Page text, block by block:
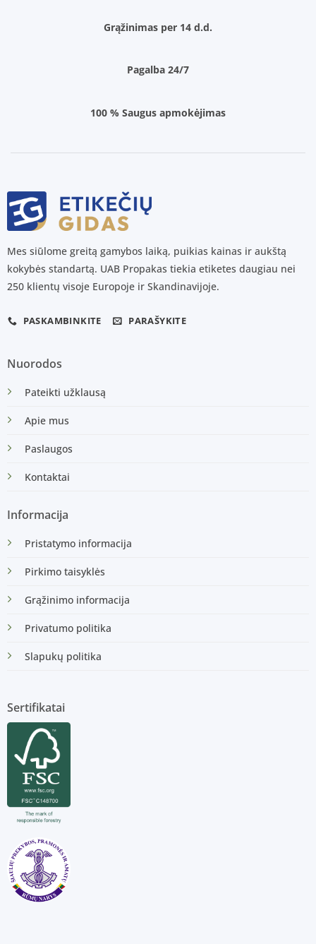
Grąžinimas per 14 d.d.
Pagalba 24/7
100 % Saugus apmokėjimas
Mes siūlome greitą gamybos laiką, puikias kainas ir aukštą
kokybės standartą. UAB Propakas tiekia etiketes daugiau nei
250 klientų visoje Europoje ir Skandinavijoje.
PASKAMBINKITE PARAŠYKITE
Nuorodos
Pateikti užklausą
Apie mus
Paslaugos
Kontaktai
Informacija
Pristatymo informacija
Pirkimo taisyklės
Grąžinimo informacija
Privatumo politika
Slapukų politika
Sertifikatai